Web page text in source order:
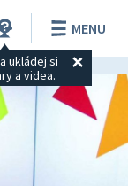
ukládej si
a videa.
MENU